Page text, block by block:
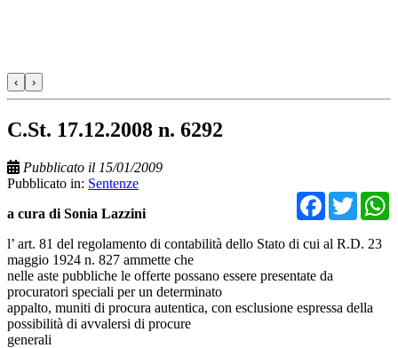
‹ ›
C.St. 17.12.2008 n. 6292
Pubblicato il 15/01/2009
Pubblicato in: Sentenze
a cura di Sonia Lazzini
l’ art. 81 del regolamento di contabilità dello Stato di cui al R.D. 23
maggio 1924 n. 827 ammette che
nelle aste pubbliche le offerte possano essere presentate da
procuratori speciali per un determinato
appalto, muniti di procura autentica, con esclusione espressa della
possibilità di avvalersi di procure
generali